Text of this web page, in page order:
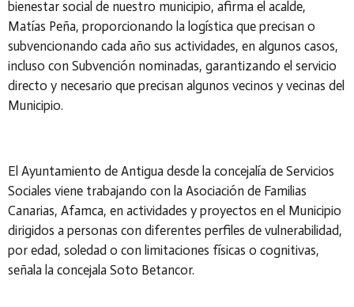
bienestar social de nuestro municipio, afirma el acalde,
Matías Peña, proporcionando la logística que precisan o
subvencionando cada año sus actividades, en algunos casos,
incluso con Subvención nominadas, garantizando el servicio
directo y necesario que precisan algunos vecinos y vecinas del
Municipio.
El Ayuntamiento de Antigua desde la concejalía de Servicios
Sociales viene trabajando con la Asociación de Familias
Canarias, Afamca, en actividades y proyectos en el Municipio
dirigidos a personas con diferentes perfiles de vulnerabilidad,
por edad, soledad o con limitaciones físicas o cognitivas,
señala la concejala Soto Betancor.